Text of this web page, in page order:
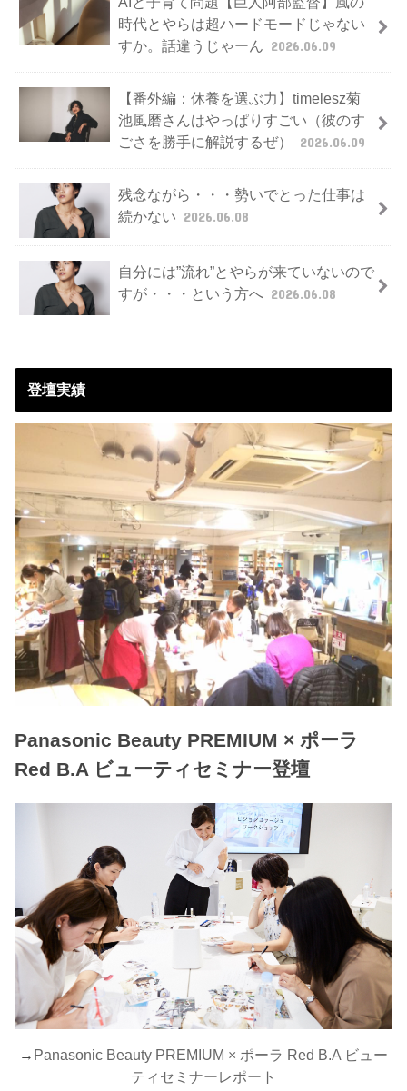
時代とやらは超ハードモードじゃない
すか。話違うじゃーん 2026.06.09
【番外編：休養を選ぶ力】timelesz菊
池風磨さんはやっぱりすごい（彼のす
ごさを勝手に解説するぜ）
2026.06.09
残念ながら・・・勢いでとった仕事は
続かない 2026.06.08
自分には”流れ”とやらが来ていないので
すが・・・という方へ 2026.06.08
登壇実績
Panasonic Beauty PREMIUM × ポーラ
Red B.A ビューティセミナー登壇
→ Panasonic Beauty PREMIUM × ポーラ Red B.A ビュー
ティセミナーレポート